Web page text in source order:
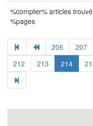
%compter% articles
%pages
206 207
212
213 214